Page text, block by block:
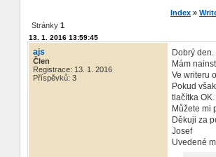
Index »
Stránky 1
13. 1. 2016 13:59:45
ajs
Člen
Registrace: 13. 1. 2016
Příspěvků: 3
Dobrý den.
Mám
Ve writeru
Pokud
tlačítka OK.
Můžete mi
Děkuji za
Josef
Uvedené